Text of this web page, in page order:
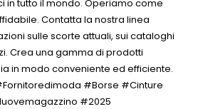
in tutto il mondo. Operiamo come
Contatta la nostra linea
sulle scorte attuali, sui cataloghi
Crea una gamma di prodotti
in modo conveniente ed efficiente.
#Borse #Cinture
#2025